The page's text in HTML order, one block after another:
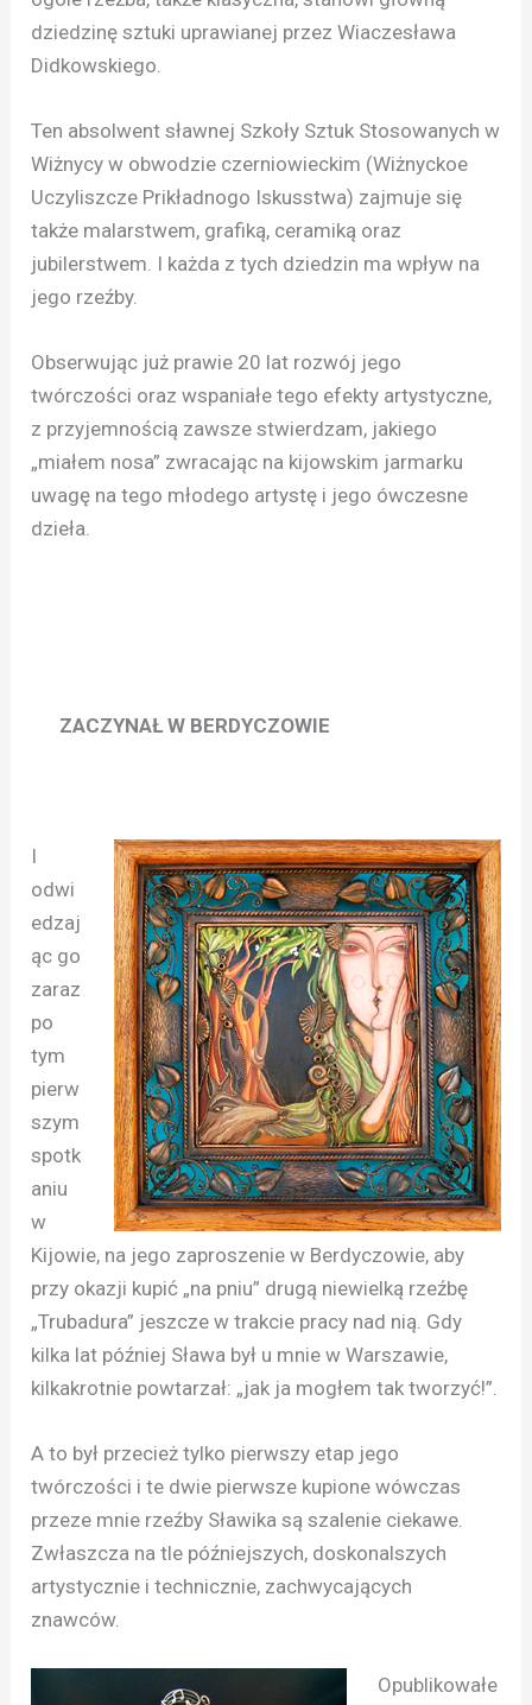
dziedzinę sztuki uprawianej przez Wiaczesława
Didkowskiego.
Ten absolwent sławnej Szkoły Sztuk Stosowanych w
Wiżnycy w obwodzie czerniowieckim (Wiżnyckoe
Uczyliszcze Prikładnogo Iskusstwa) zajmuje się
także malarstwem, grafiką, ceramiką oraz
jubilerstwem. I każda z tych dziedzin ma wpływ na
jego rzeźby.
Obserwując już prawie 20 lat rozwój jego
twórczości oraz wspaniałe tego efekty artystyczne,
z przyjemnością zawsze stwierdzam, jakiego
„miałem nosa” zwracając na kijowskim jarmarku
uwagę na tego młodego artystę i jego ówczesne
dzieła.
ZACZYNAŁ W BERDYCZOWIE
I
odwi
edzaj
ąc go
zaraz
po
tym
pierw
szym
spotk
aniu
w
Kijowie, na jego zaproszenie w Berdyczowie, aby
przy okazji kupić „na pniu” drugą niewielką rzeźbę
„Trubadura” jeszcze w trakcie pracy nad nią. Gdy
kilka lat później Sława był u mnie w Warszawie,
kilkakrotnie powtarzał: „jak ja mogłem tak tworzyć!”.
A to był przecież tylko pierwszy etap jego
twórczości i te dwie pierwsze kupione wówczas
przeze mnie rzeźby Sławika są szalenie ciekawe.
Zwłaszcza na tle późniejszych, doskonalszych
artystycznie i technicznie, zachwycających
znawców.
Opublikowałe